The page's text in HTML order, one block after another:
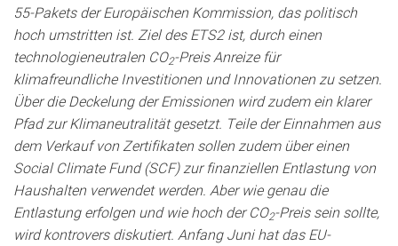
55-Pakets der Europäischen Kommission, das politisch
hoch umstritten ist. Ziel des ETS2 ist, durch einen
technologieneutralen CO2-Preis Anreize für
klimafreundliche Investitionen und Innovationen zu setzen.
Über die Deckelung der Emissionen wird zudem ein klarer
Pfad zur Klimaneutralität gesetzt. Teile der Einnahmen aus
dem Verkauf von Zertifikaten sollen zudem über einen
Social Climate Fund (SCF) zur finanziellen Entlastung von
Haushalten verwendet werden. Aber wie genau die
Entlastung erfolgen und wie hoch der CO2-Preis sein sollte,
wird kontrovers diskutiert. Anfang Juni hat das EU-